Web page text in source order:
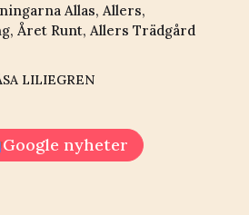
Allas, Allers,
Året Runt, Allers Trädgård
LILIEGREN
Google nyheter